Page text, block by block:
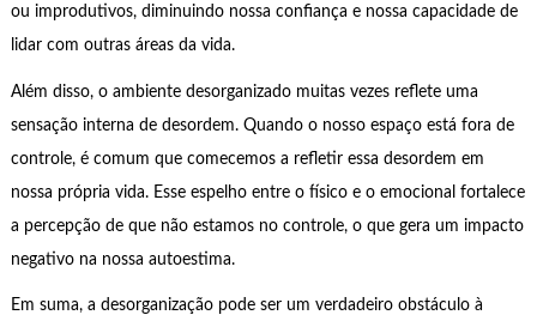
ou improdutivos, diminuindo nossa confiança e nossa capacidade de
lidar com outras áreas da vida.
Além disso, o ambiente desorganizado muitas vezes reflete uma
sensação interna de desordem. Quando o nosso espaço está fora de
controle, é comum que comecemos a refletir essa desordem em
nossa própria vida. Esse espelho entre o físico e o emocional fortalece
a percepção de que não estamos no controle, o que gera um impacto
negativo na nossa autoestima.
Em suma, a desorganização pode ser um verdadeiro obstáculo à